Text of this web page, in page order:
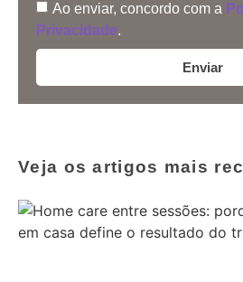
Ao enviar, concordo com a
Privacidade.
Enviar
Veja os artigos mais